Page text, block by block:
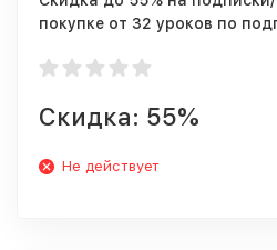
покупке от 32 уроков по
Скидка: 55%
Не действует